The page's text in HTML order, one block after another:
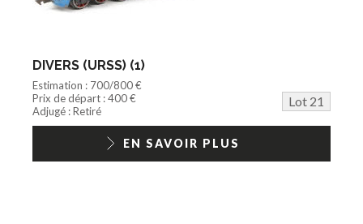
DIVERS (URSS) (1)
Estimation : 700/800 €
Prix de départ : 400 €
Lot 21
Adjugé : Retiré
EN SAVOIR PLUS